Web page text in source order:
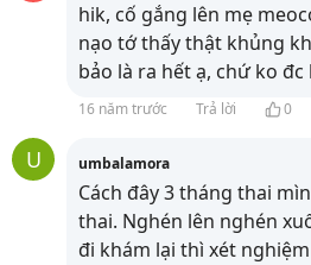
hik, cố gắng lên mẹ
nạo tớ thấy thật khủng
bảo là ra hết ạ, chứ ko đc
16 năm trước Trả lời 0
U umbalamora
Cách đây 3 tháng thai
thai. Nghén lên nghén
đi khám lại thì xét